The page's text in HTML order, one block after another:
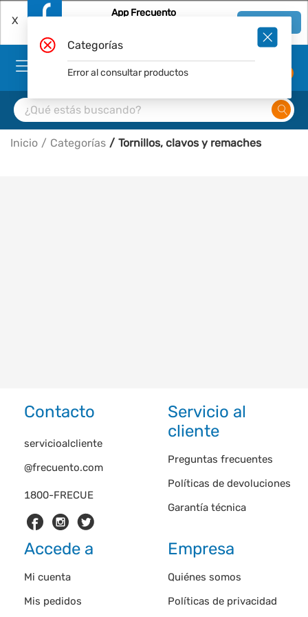
X
App Frecuento
Inicio Categorías Tornillos, clavos y remaches
Contacto
1800-FRECUE
servicioalcliente
@frecuento.com
Servicio al
cliente
Preguntas frecuentes
Políticas de devoluciones
Garantía técnica
Accede a
Mi cuenta
Mis pedidos
Empresa
Quiénes somos
Políticas de privacidad
Categorías
Error al consultar productos